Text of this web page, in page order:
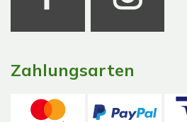
Zahlungsarten